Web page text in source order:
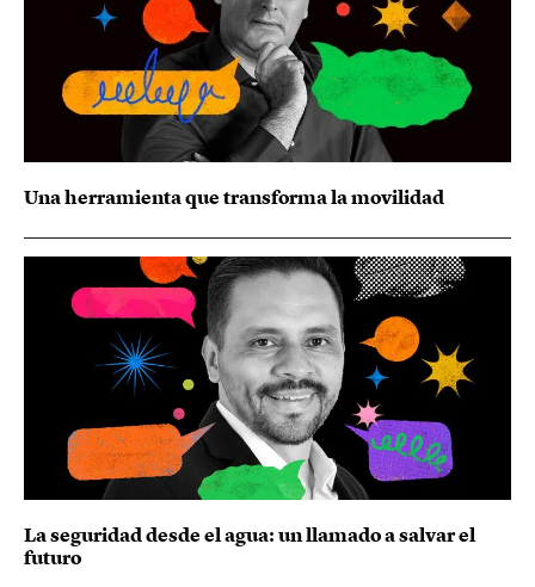
Una herramienta que transforma la movilidad
La seguridad desde el agua: un llamado a salvar el
futuro